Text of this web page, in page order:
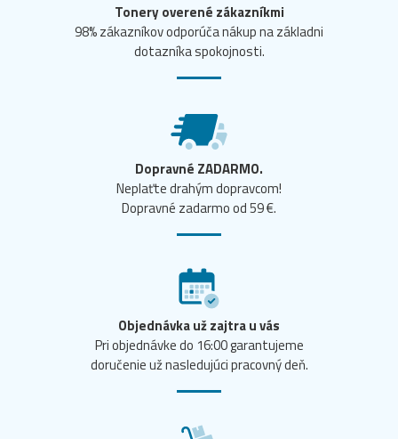
Tonery overené zákazníkmi
98% zákazníkov odporúča nákup na základni
dotazníka spokojnosti.
Dopravné ZADARMO.
Neplaťte drahým dopravcom!
Dopravné zadarmo od 59 €.
Objednávka už zajtra u vás
Pri objednávke do 16:00 garantujeme
doručenie už nasledujúci pracovný deň.